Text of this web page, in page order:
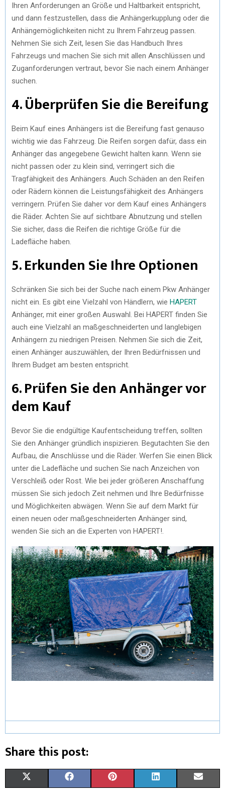
Ihren Anforderungen an Größe und Haltbarkeit entspricht,
und dann festzustellen, dass die Anhängerkupplung oder die
Anhängemöglichkeiten nicht zu Ihrem Fahrzeug passen.
Nehmen Sie sich Zeit, lesen Sie das Handbuch Ihres
Fahrzeugs und machen Sie sich mit allen Anschlüssen und
Zuganforderungen vertraut, bevor Sie nach einem Anhänger
suchen.
4. Überprüfen Sie die Bereifung
Beim Kauf eines Anhängers ist die Bereifung fast genauso
wichtig wie das Fahrzeug. Die Reifen sorgen dafür, dass ein
Anhänger das angegebene Gewicht halten kann. Wenn sie
nicht passen oder zu klein sind, verringert sich die
Tragfähigkeit des Anhängers. Auch Schäden an den Reifen
oder Rädern können die Leistungsfähigkeit des Anhängers
verringern. Prüfen Sie daher vor dem Kauf eines Anhängers
die Räder. Achten Sie auf sichtbare Abnutzung und stellen
Sie sicher, dass die Reifen die richtige Größe für die
Ladefläche haben.
5. Erkunden Sie Ihre Optionen
Schränken Sie sich bei der Suche nach einem Pkw Anhänger
nicht ein. Es gibt eine Vielzahl von Händlern, wie HAPERT
Anhänger, mit einer großen Auswahl. Bei HAPERT finden Sie
auch eine Vielzahl an maßgeschneiderten und langlebigen
Anhängern zu niedrigen Preisen. Nehmen Sie sich die Zeit,
einen Anhänger auszuwählen, der Ihren Bedürfnissen und
Ihrem Budget am besten entspricht.
6. Prüfen Sie den Anhänger vor
dem Kauf
Bevor Sie die endgültige Kaufentscheidung treffen, sollten
Sie den Anhänger gründlich inspizieren. Begutachten Sie den
Aufbau, die Anschlüsse und die Räder. Werfen Sie einen Blick
unter die Ladefläche und suchen Sie nach Anzeichen von
Verschleiß oder Rost. Wie bei jeder größeren Anschaffung
müssen Sie sich jedoch Zeit nehmen und Ihre Bedürfnisse
und Möglichkeiten abwägen. Wenn Sie auf dem Markt für
einen neuen oder maßgeschneiderten Anhänger sind,
wenden Sie sich an die Experten von HAPERT!.
Share this post: